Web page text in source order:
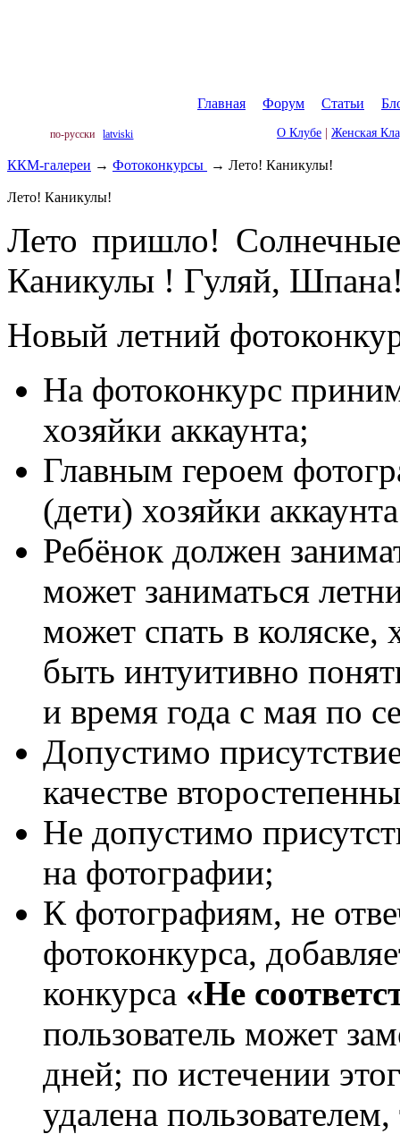
Главная Форум Статьи
по-русски latviski О Клубе Женская
ККМ-галереи → Фотоконкурсы → Лето! Каникулы!
Лето! Каникулы!
Лето пришло!
Каникулы ! Гуляй,
Новый летний
На фотоконкурс
хозяйки аккаунта;
Главным героем
(дети) хозяйки
Ребёнок должен
может заниматься
может спать в
быть интуитивно
и время года с мая по
Допустимо
качестве
Не допустимо
на фотографии;
К фотографиям, не
фотоконкурса,
конкурса «Не
пользователь может
дней; по истечении
удалена